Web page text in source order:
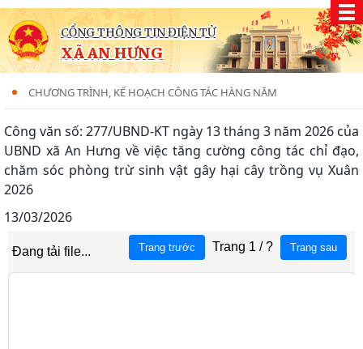
CỔNG THÔNG TIN ĐIỆN TỬ
XÃ AN HƯNG
CHƯƠNG TRÌNH, KẾ HOẠCH CÔNG TÁC HÀNG NĂM
Công văn số: 277/UBND-KT ngày 13 tháng 3 năm 2026 của
UBND xã An Hưng về việc tăng cường công tác chỉ đạo,
chăm sóc phòng trừ sinh vật gây hại cây trồng vụ Xuân
2026
13/03/2026